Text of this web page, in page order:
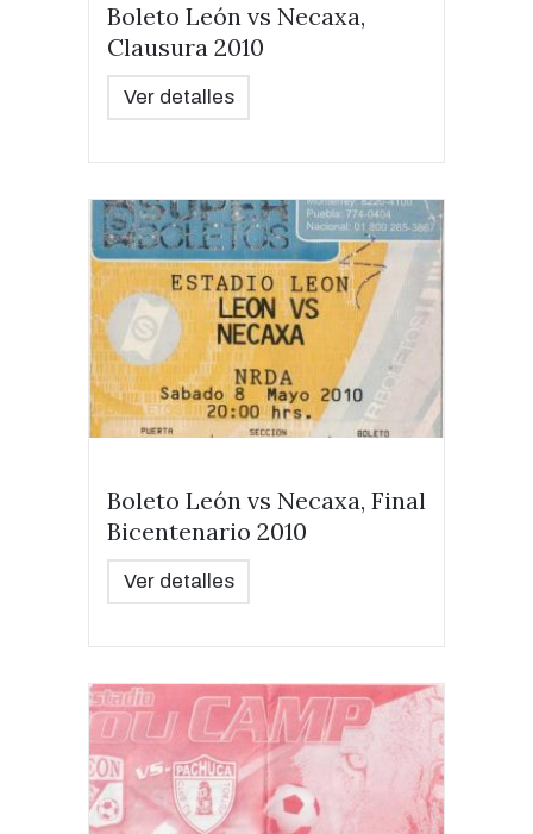
Boleto León vs Necaxa,
Clausura 2010
Ver detalles
Boleto León vs Necaxa, Final
Bicentenario 2010
Ver detalles